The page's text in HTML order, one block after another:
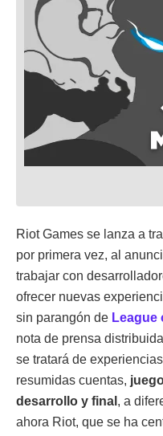
Riot Games se lanza a
por primera vez, al
trabajar con
ofrecer nuevas
sin parangón de League
nota de prensa
se tratará de
resumidas cuentas,
desarrollo y final , a
ahora Riot, que se ha